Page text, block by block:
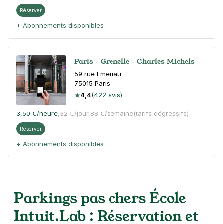
Réserver
+ Abonnements disponibles
Paris - Grenelle - Charles Michels
59 rue Emeriau
75015 Paris
4,4(422 avis)
3,50 €/heure,32 €/jour,88 €/semaine(tarifs dégressifs)
Réserver
+ Abonnements disponibles
Parkings pas chers École
Intuit.Lab : Réservation et